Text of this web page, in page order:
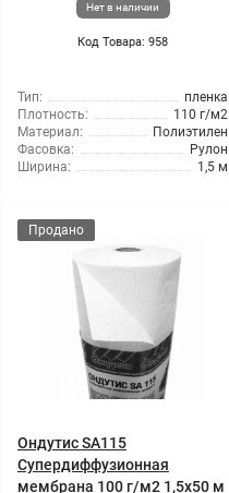
Нет в наличии
Код Товара: 958
Тип:
пленка
Плотность:
110 г/м2
Материал:
Полиэтилен
Фасовка:
Рулон
Ширина:
1,5 м
Продано
Ондутис SA115
Супердиффузионная
мембрана 100 г/м2 1,5x50 м